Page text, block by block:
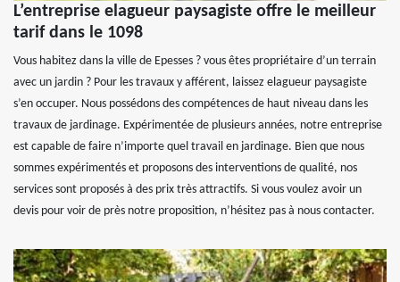
L’entreprise elagueur paysagiste offre le meilleur
tarif dans le 1098
Vous habitez dans la ville de Epesses ? vous êtes propriétaire d’un terrain
avec un jardin ? Pour les travaux y afférent, laissez elagueur paysagiste
s’en occuper. Nous possédons des compétences de haut niveau dans les
travaux de jardinage. Expérimentée de plusieurs années, notre entreprise
est capable de faire n’importe quel travail en jardinage. Bien que nous
sommes expérimentés et proposons des interventions de qualité, nos
services sont proposés à des prix très attractifs. Si vous voulez avoir un
devis pour voir de près notre proposition, n’hésitez pas à nous contacter.